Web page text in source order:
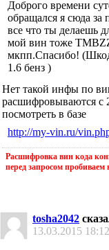
Доброго времени
обращался я сюда за
все что ты делаешь
мой вин тоже
мкпп.Спасибо!
1.6 бенз )
Нет такой инфы по
расшифровываются с
посмотреть в базе
http://my-vin.ru/
Расшифровка вин кода
перед запросом пробиваем
tosha2042
13.03.2015 18:12